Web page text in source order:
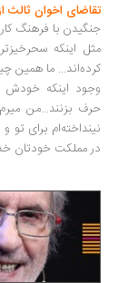
تقاضای اخوان ثالث
جنگیدن با فرهنگ
مثل اینکه
کرده‌اند... ما همین
وجود اینکه خودش
حرف بزنند...من
نینداخته‌ام برای تو
در مملکت خودتان